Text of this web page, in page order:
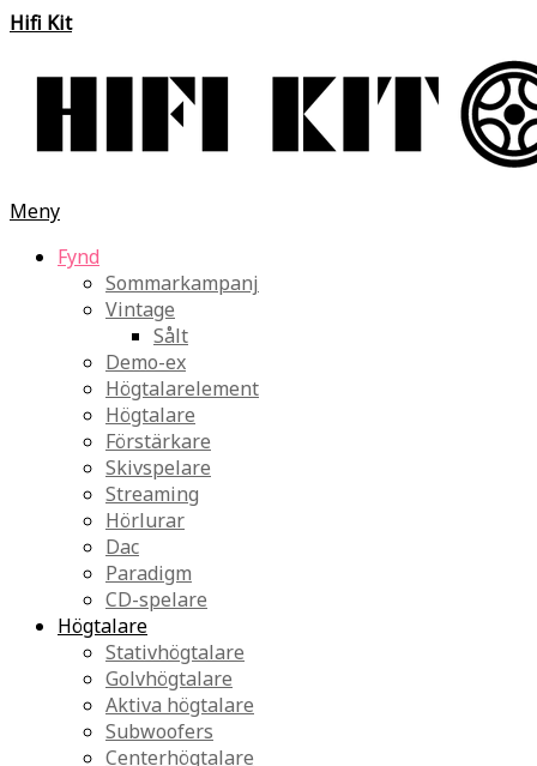
Hifi Kit
Meny
Fynd
Sommarkampanj
Vintage
Sålt
Demo-ex
Högtalarelement
Högtalare
Förstärkare
Skivspelare
Streaming
Hörlurar
Dac
Paradigm
CD-spelare
Högtalare
Stativhögtalare
Golvhögtalare
Aktiva högtalare
Subwoofers
Centerhögtalare